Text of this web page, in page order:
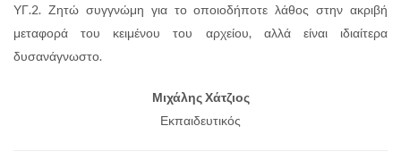
ΥΓ.2. Ζητώ συγγνώμη για το οποιοδήποτε λάθος στην ακριβή
μεταφορά του κειμένου του αρχείου, αλλά είναι ιδιαίτερα
δυσανάγνωστο.
Μιχάλης Χάτζιος
Εκπαιδευτικός